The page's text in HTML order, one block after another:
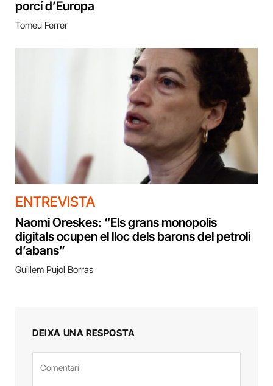
porcí d’Europa
Tomeu Ferrer
ENTREVISTA
Naomi Oreskes: “Els grans monopolis
digitals ocupen el lloc dels barons del petroli
d’abans”
Guillem Pujol Borras
DEIXA UNA RESPOSTA